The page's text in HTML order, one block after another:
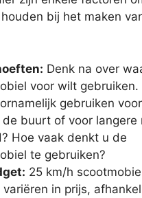
bij het maken
Denk na over
voor wilt gebruiken.
gebruiken
de buurt of voor langere
Hoe vaak denkt u de
te gebruiken?
25 km/h
variëren in prijs,